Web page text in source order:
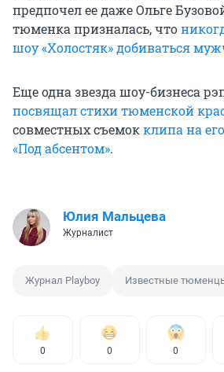
предпочел ее даже Ольге
тюменка призналась, что
шоу «Холостяк» добиваться
Еще одна звезда шоу-бизнеса
посвящал стихи тюменской
совместных съемокклипа на
«Под абсентом».
Юлия Мальцева
Журналист
Журнал Playboy Известные
0 0 0